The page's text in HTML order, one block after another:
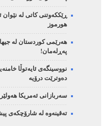
ڕێککەوتنی کاتی لە
هورموز
پەڕلەمان!
نووسینگەی ئایەتوڵا
دەوترێت درۆیە
سەربازانی ئەمریکا
تەقینەوە لە شارۆچکەی پیشەسازی